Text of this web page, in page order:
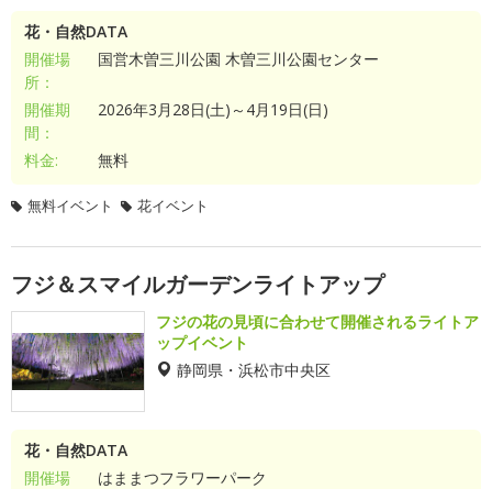
花・自然DATA
開催場
所：
国営木曽三川公園 木曽三川公園センター
開催期
間：
2026年3月28日(土)～4月19日(日)
料金: 無料
無料イベント 花イベント
フジ＆スマイルガーデンライトアップ
フジの花の見頃に合わせて開催されるライトア
ップイベント
静岡県・浜松市中央区
花・自然DATA
開催場
はままつフラワーパーク